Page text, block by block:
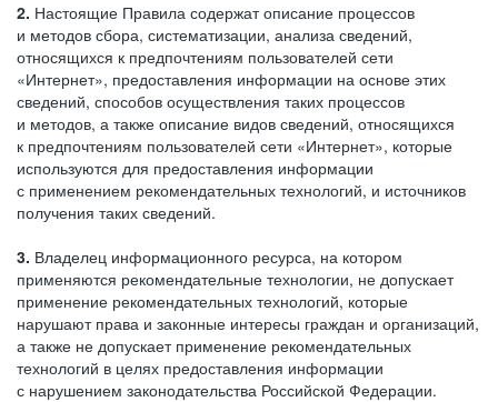
2. Настоящие Правила содержат описание процессов
и методов сбора, систематизации, анализа сведений,
относящихся к предпочтениям пользователей сети
«Интернет», предоставления информации на основе этих
сведений, способов осуществления таких процессов
и методов, а также описание видов сведений, относящихся
к предпочтениям пользователей сети «Интернет», которые
используются для предоставления информации
с применением рекомендательных технологий, и источников
получения таких сведений.
3. Владелец информационного ресурса, на котором
применяются рекомендательные технологии, не допускает
применение рекомендательных технологий, которые
нарушают права и законные интересы граждан и организаций,
а также не допускает применение рекомендательных
технологий в целях предоставления информации
с нарушением законодательства Российской Федерации.